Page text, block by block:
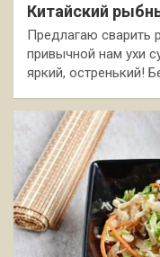
Китайский
Предлагаю сварить
привычной нам ухи
яркий, остренький!